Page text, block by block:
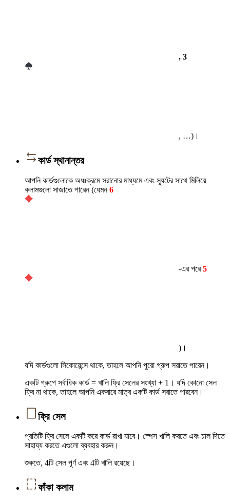
, 3
, …)।
কার্ড স্থানান্তর
আপনি কার্ডগুলোকে অধঃক্রমে সরানোর মাধ্যমে এবং স্যুটের সাথে মিলিয়ে
কলামগুলো সাজাতে পারেন (যেমন6
-এর পরে5
)।
যদি কার্ডগুলো সিকোয়েন্সে থাকে, তাহলে আপনি পুরো গ্রুপ সরাতে পারেন।
একটি গ্রুপে সর্বাধিক কার্ড = খালি ফ্রি সেলের সংখ্যা + 1। যদি কোনো সেল
ফ্রি না থাকে, তাহলে আপনি একবারে মাত্র একটি কার্ড সরাতে পারবেন।
ফ্রি সেল
প্রতিটি ফ্রি সেলে একটি করে কার্ড রাখা যাবে। স্পেস খালি করতে এবং চাল দিতে
সাহায্য করতে এগুলো ব্যবহার করুন।
শুরুতে, 4টি সেল পূর্ণ এবং 4টি খালি রয়েছে।
ফাঁকা কলাম